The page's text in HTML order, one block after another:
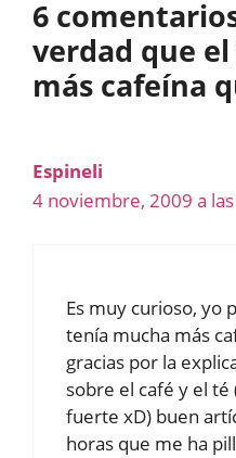
6
verdad que
más cafeína
Espineli
4 noviembre, 2009 a
Es muy curioso, yo
tenía mucha más
gracias por la
sobre el café y el
fuerte xD) buen
horas que me ha